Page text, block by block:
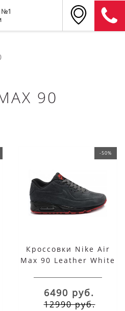
№1
90
-50%
Кроссовки Nike Air
Max 90 Leather White
6490 руб.
12990 руб.